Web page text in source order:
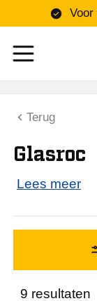
Terug
Glasroc
Lees meer
Kleur
Hoogte (mm)
13
20
25
9 resultaten